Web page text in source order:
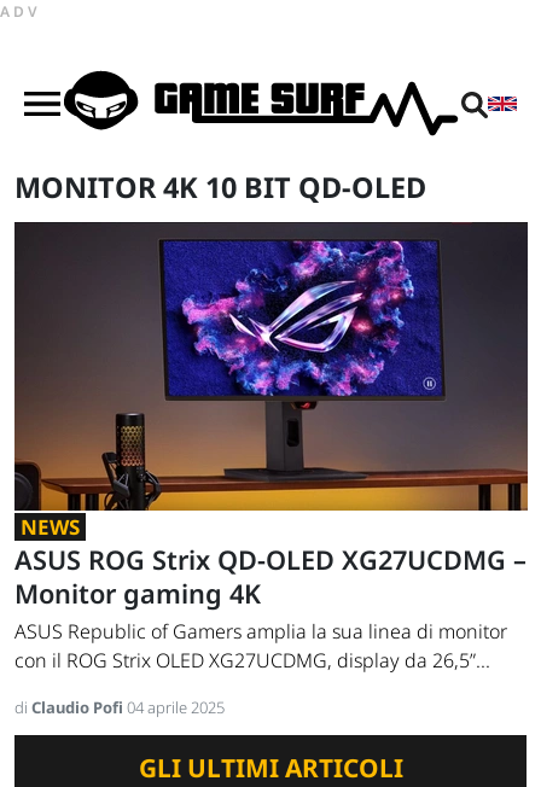
ADV
MONITOR 4K 10 BIT QD-OLED
NEWS
ASUS ROG Strix QD-OLED XG27UCDMG –
Monitor gaming 4K
ASUS Republic of Gamers amplia la sua linea di monitor
con il ROG Strix OLED XG27UCDMG, display da 26,5”...
di Claudio Pofi 04 aprile 2025
GLI ULTIMI ARTICOLI